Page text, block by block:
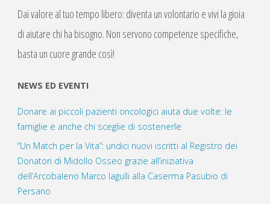
Dai valore al tuo tempo libero: diventa un volontario e vivi la gioia
di aiutare chi ha bisogno. Non servono competenze specifiche,
basta un cuore grande così!
NEWS ED EVENTI
Donare ai piccoli pazienti oncologici aiuta due volte: le
famiglie e anche chi sceglie di sostenerle
“Un Match per la Vita”: undici nuovi iscritti al Registro dei
Donatori di Midollo Osseo grazie all’iniziativa
dell’Arcobaleno Marco Iagulli alla Caserma Pasubio di
Persano